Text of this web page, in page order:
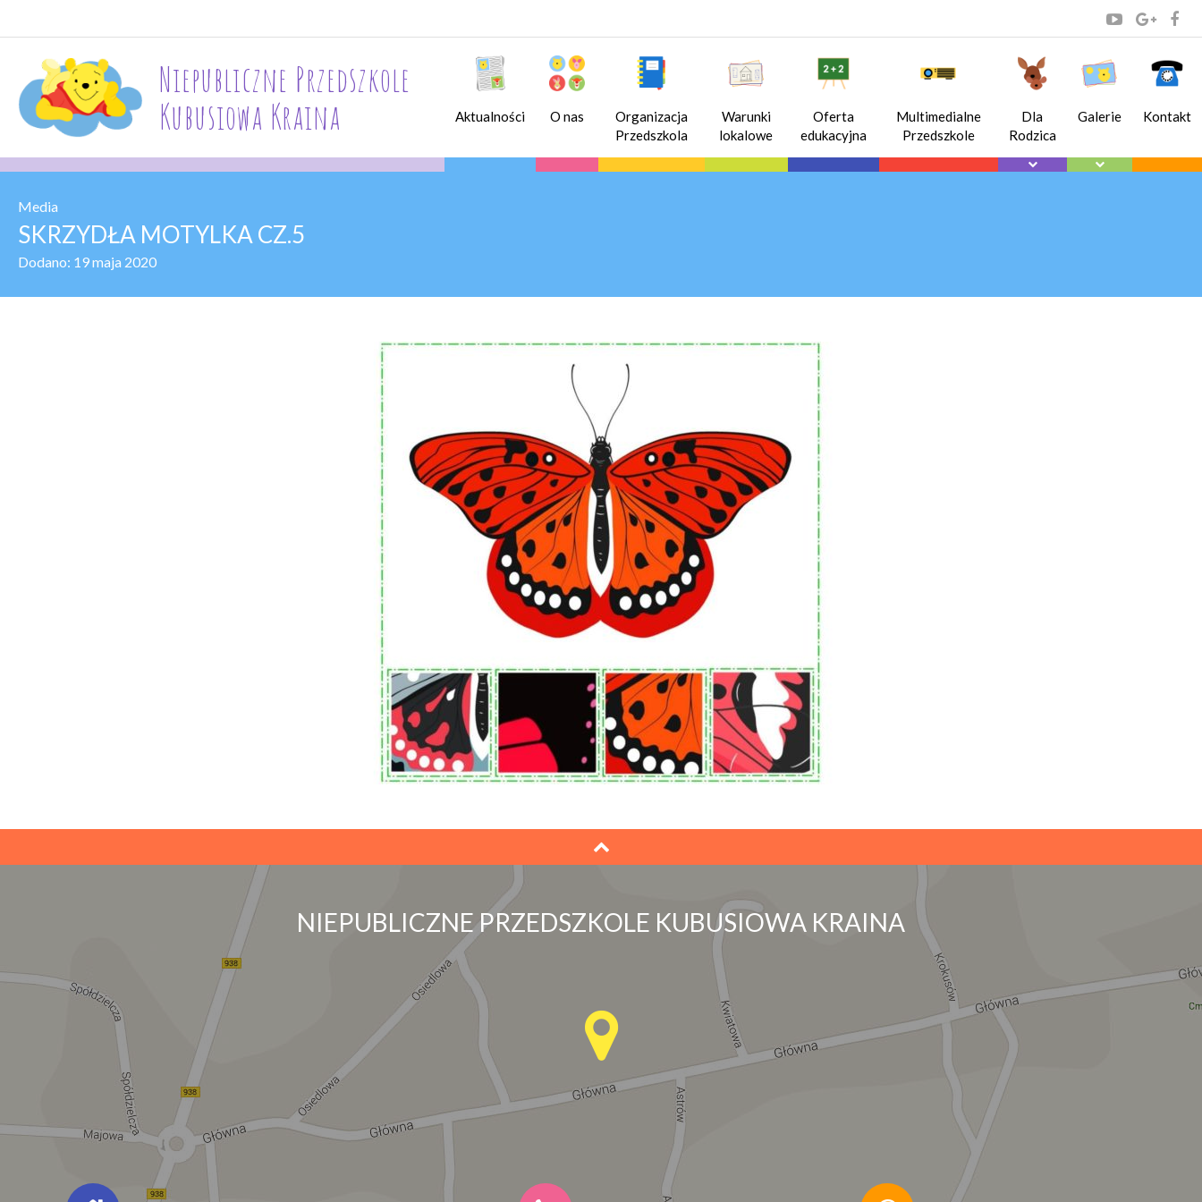
Niepubliczne Przedszkole
Kubusiowa Kraina
Aktualności O nas
Organizacja
Przedszkola
Warunki
lokalowe
Oferta
edukacyjna
Multimedialne
Przedszkole
Dla
Rodzica
Galerie Kontakt
Media
SKRZYDŁA MOTYLKA CZ.5
Dodano: 19 maja 2020
NIEPUBLICZNE PRZEDSZKOLE KUBUSIOWA KRAINA